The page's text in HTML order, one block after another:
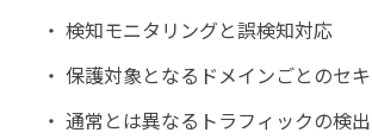
・ 検知モニタリングと誤検知対応
・ 保護対象となるドメインごとのセ
・ 通常とは異なるトラフィックの検